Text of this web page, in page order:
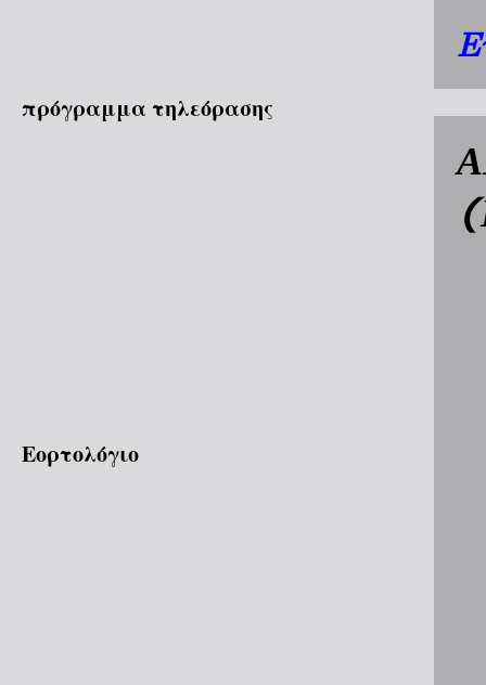
πρόγραμμα τηλεόρασης
Εορτολόγιο